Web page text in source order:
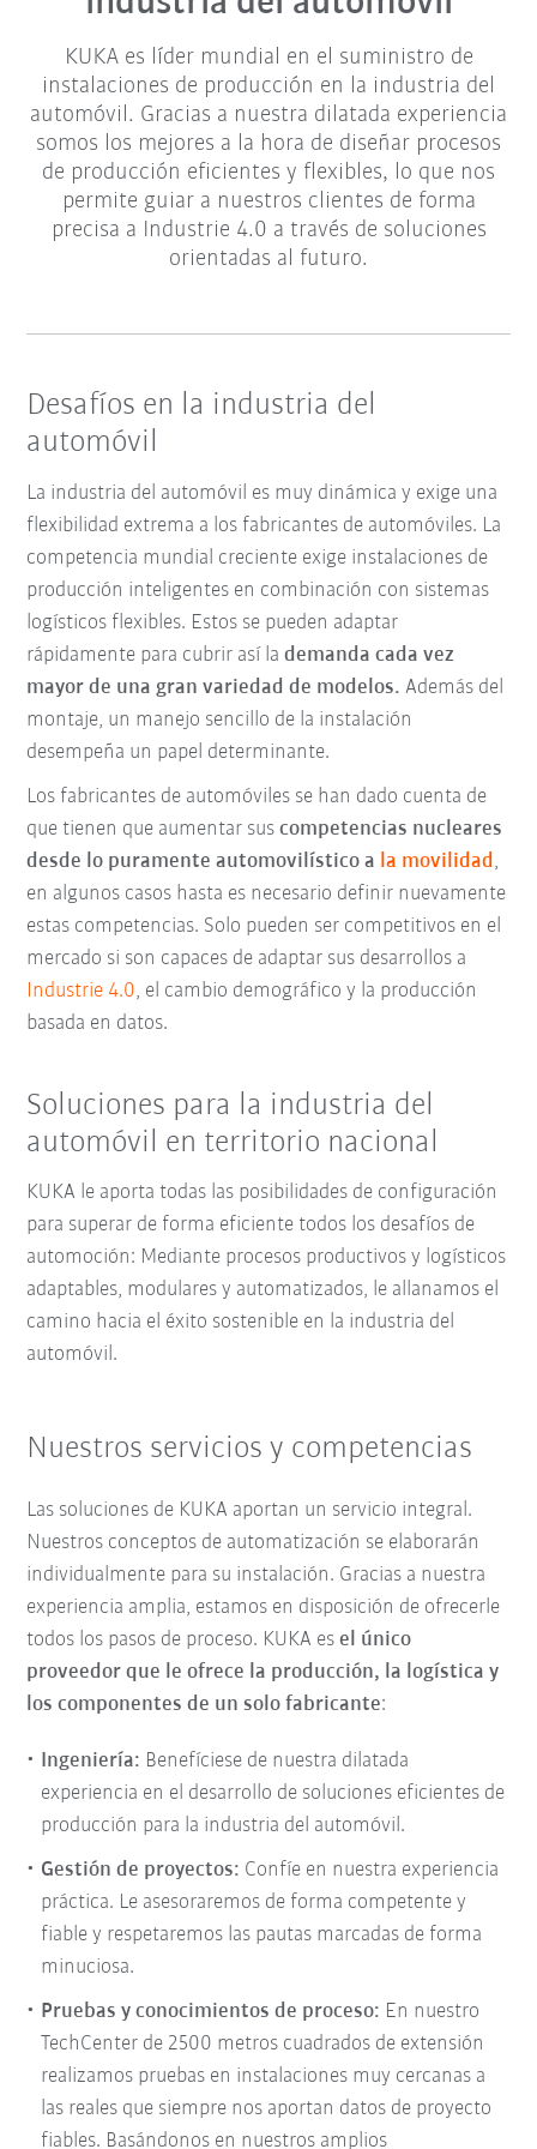
KUKA es líder mundial en el suministro de
instalaciones de producción en la industria del
automóvil. Gracias a nuestra dilatada experiencia
somos los mejores a la hora de diseñar procesos
de producción eficientes y flexibles, lo que nos
permite guiar a nuestros clientes de forma
precisa a Industrie 4.0 a través de soluciones
orientadas al futuro.
Desafíos en la industria del
automóvil
La industria del automóvil es muy dinámica y exige una
flexibilidad extrema a los fabricantes de automóviles. La
competencia mundial creciente exige instalaciones de
producción inteligentes en combinación con sistemas
logísticos flexibles. Estos se pueden adaptar
rápidamente para cubrir así lademanda cada vez
mayor de una gran variedad de modelos. Además del
montaje, un manejo sencillo de la instalación
desempeña un papel determinante.
Los fabricantes de automóviles se han dado cuenta de
que tienen que aumentar suscompetencias nucleares
desde lo puramente automovilístico a la movilidad ,
en algunos casos hasta es necesario definir nuevamente
estas competencias. Solo pueden ser competitivos en el
mercado si son capaces de adaptar sus desarrollos a
Industrie 4.0, el cambio demográfico y la producción
basada en datos.
Soluciones para la industria del
automóvil en territorio nacional
KUKA le aporta todas las posibilidades de configuración
para superar de forma eficiente todos los desafíos de
automoción: Mediante procesos productivos y logísticos
adaptables, modulares y automatizados, le allanamos el
camino hacia el éxito sostenible en la industria del
automóvil.
Nuestros servicios y competencias
Las soluciones de KUKA aportan un servicio integral.
Nuestros conceptos de automatización se elaborarán
individualmente para su instalación. Gracias a nuestra
experiencia amplia, estamos en disposición de ofrecerle
todos los pasos de proceso. KUKA esel único
proveedor que le ofrece la producción, la logística y
los componentes de un solo fabricante:
Ingeniería: Benefíciese de nuestra dilatada
experiencia en el desarrollo de soluciones eficientes de
producción para la industria del automóvil.
Gestión de proyectos: Confíe en nuestra experiencia
práctica. Le asesoraremos de forma competente y
fiable y respetaremos las pautas marcadas de forma
minuciosa.
Pruebas y conocimientos de proceso: En nuestro
TechCenter de 2500 metros cuadrados de extensión
realizamos pruebas en instalaciones muy cercanas a
las reales que siempre nos aportan datos de proyecto
fiables. Basándonos en nuestros amplios